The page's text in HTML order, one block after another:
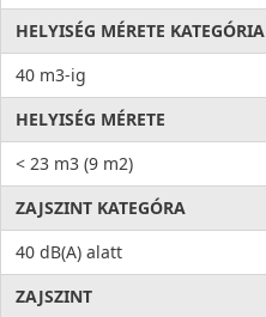
HELYISÉG MÉRETE KATEGÓRIA
40 m3-ig
HELYISÉG MÉRETE
< 23 m3 (9 m2)
ZAJSZINT KATEGÓRA
40 dB(A) alatt
ZAJSZINT